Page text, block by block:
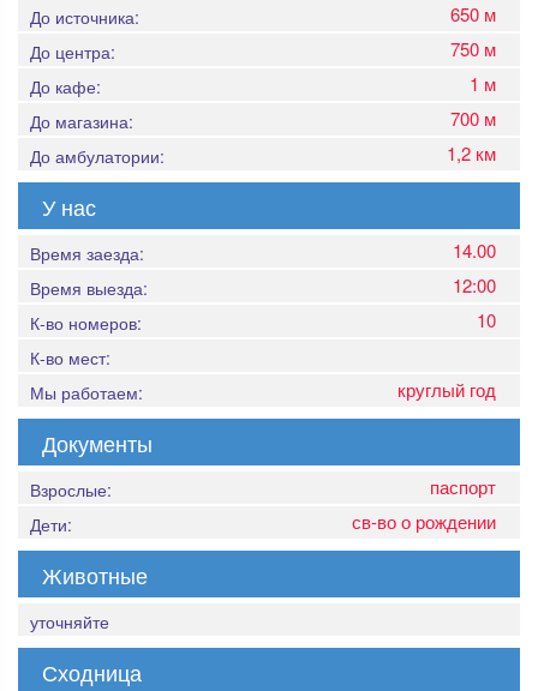
До источника: 650 м
До центра: 750 м
До кафе: 1 м
До магазина: 700 м
До амбулатории: 1,2 км
У нас
Время заезда: 14.00
Время выезда: 12:00
К-во номеров: 10
К-во мест:
Мы работаем:
круглый год
Документы
Взрослые: паспорт
Дети: св-во о рождении
Животные
уточняйте
Сходница